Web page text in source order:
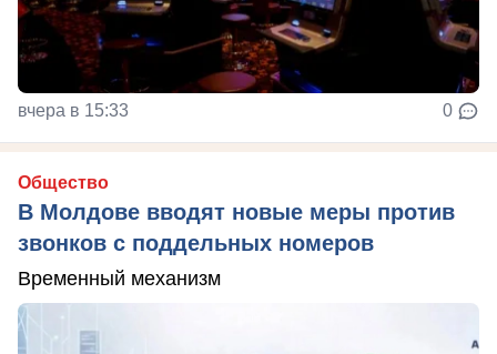
вчера в 15:33 0
Общество
В Молдове вводят новые меры против
звонков с поддельных номеров
Временный механизм